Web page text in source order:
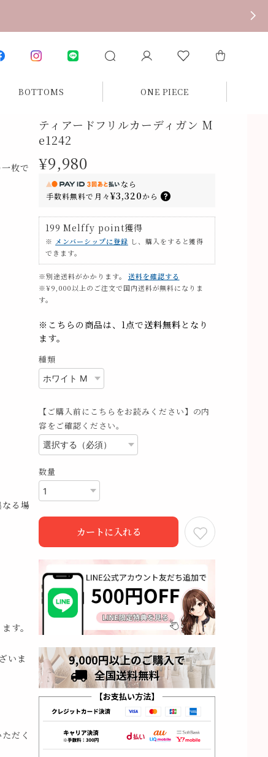
BOTTOMS ONE PIECE
枚で
る場
す。
いま
だく
ティアードフリルカーディガン M
e1242
¥9,980
なら
手数料無料で 月々¥3,320から
199 Melffy point獲得
※ メンバーシップに登録 し、購入をすると獲得
できます。
※別途送料がかかります。
送料を確認する
※¥9,000以上のご注文で国内送料が無料になりま
す。
※こちらの商品は、1点で送料無料 となり
ます。
種類
【ご購入前にこちらをお読みください】の内
容をご確認ください。
数量
カートに入れる